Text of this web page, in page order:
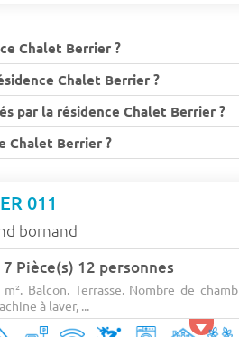
Chalet Berrier ?
Chalet Berrier ?
par la résidence Chalet Berrier ?
Chalet Berrier ?
011
bornand
Pièce(s) 12 personnes
m². Balcon. Terrasse. Nombre de
à laver, ...